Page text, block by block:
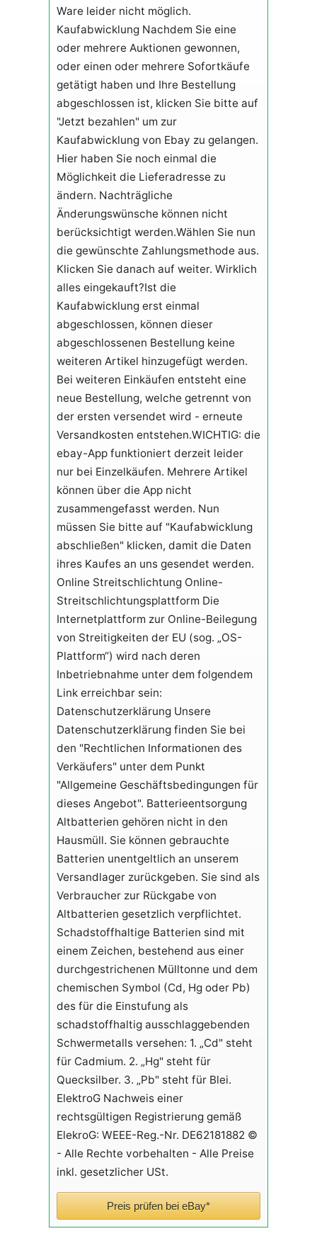
Ware leider nicht möglich.
Kaufabwicklung Nachdem Sie eine
oder mehrere Auktionen gewonnen,
oder einen oder mehrere Sofortkäufe
getätigt haben und Ihre Bestellung
abgeschlossen ist, klicken Sie bitte auf
"Jetzt bezahlen" um zur
Kaufabwicklung von Ebay zu gelangen.
Hier haben Sie noch einmal die
Möglichkeit die Lieferadresse zu
ändern. Nachträgliche
Änderungswünsche können nicht
berücksichtigt werden.Wählen Sie nun
die gewünschte Zahlungsmethode aus.
Klicken Sie danach auf weiter. Wirklich
alles eingekauft?Ist die
Kaufabwicklung erst einmal
abgeschlossen, können dieser
abgeschlossenen Bestellung keine
weiteren Artikel hinzugefügt werden.
Bei weiteren Einkäufen entsteht eine
neue Bestellung, welche getrennt von
der ersten versendet wird - erneute
Versandkosten entstehen.WICHTIG: die
ebay-App funktioniert derzeit leider
nur bei Einzelkäufen. Mehrere Artikel
können über die App nicht
zusammengefasst werden. Nun
müssen Sie bitte auf "Kaufabwicklung
abschließen" klicken, damit die Daten
ihres Kaufes an uns gesendet werden.
Online Streitschlichtung Online-
Streitschlichtungsplattform Die
Internetplattform zur Online-Beilegung
von Streitigkeiten der EU (sog. „OS-
Plattform“) wird nach deren
Inbetriebnahme unter dem folgendem
Link erreichbar sein:
Datenschutzerklärung Unsere
Datenschutzerklärung finden Sie bei
den "Rechtlichen Informationen des
Verkäufers" unter dem Punkt
"Allgemeine Geschäftsbedingungen für
dieses Angebot". Batterieentsorgung
Altbatterien gehören nicht in den
Hausmüll. Sie können gebrauchte
Batterien unentgeltlich an unserem
Versandlager zurückgeben. Sie sind als
Verbraucher zur Rückgabe von
Altbatterien gesetzlich verpflichtet.
Schadstoffhaltige Batterien sind mit
einem Zeichen, bestehend aus einer
durchgestrichenen Mülltonne und dem
chemischen Symbol (Cd, Hg oder Pb)
des für die Einstufung als
schadstoffhaltig ausschlaggebenden
Schwermetalls versehen: 1. „Cd" steht
für Cadmium. 2. „Hg" steht für
Quecksilber. 3. „Pb" steht für Blei.
ElektroG Nachweis einer
rechtsgültigen Registrierung gemäß
ElekroG: WEEE-Reg.-Nr. DE62181882 ©
- Alle Rechte vorbehalten - Alle Preise
inkl. gesetzlicher USt.
Preis prüfen bei eBay*